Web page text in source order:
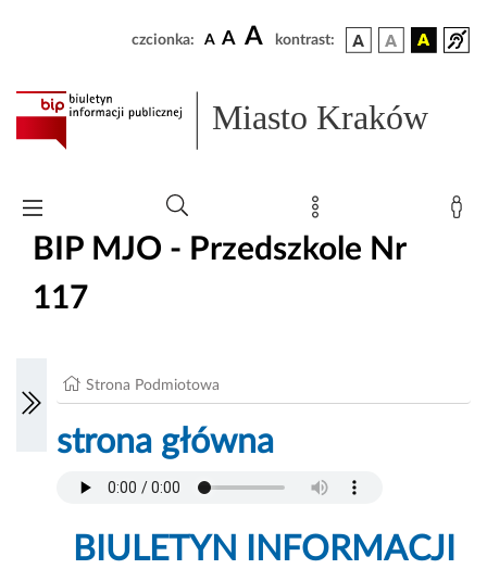
czcionka: A A A kontrast:
Miasto Kraków
BIP MJO - Przedszkole Nr
117
Strona Podmiotowa
strona główna
BIULETYN INFORMACJI